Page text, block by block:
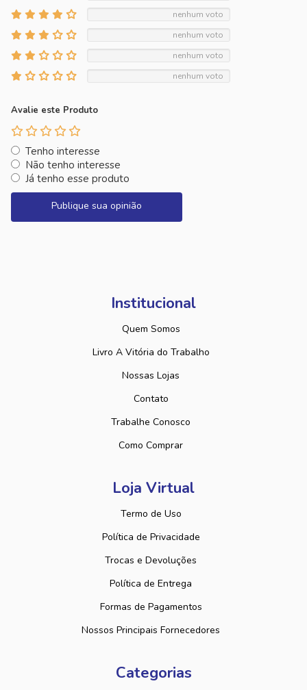
nenhum voto
nenhum voto
nenhum voto
nenhum voto
Avalie este Produto
Tenho interesse
Não tenho interesse
Já tenho esse produto
Publique sua opinião
Institucional
Quem Somos
Livro A Vitória do Trabalho
Nossas Lojas
Contato
Trabalhe Conosco
Como Comprar
Loja Virtual
Termo de Uso
Política de Privacidade
Trocas e Devoluções
Política de Entrega
Formas de Pagamentos
Nossos Principais Fornecedores
Categorias